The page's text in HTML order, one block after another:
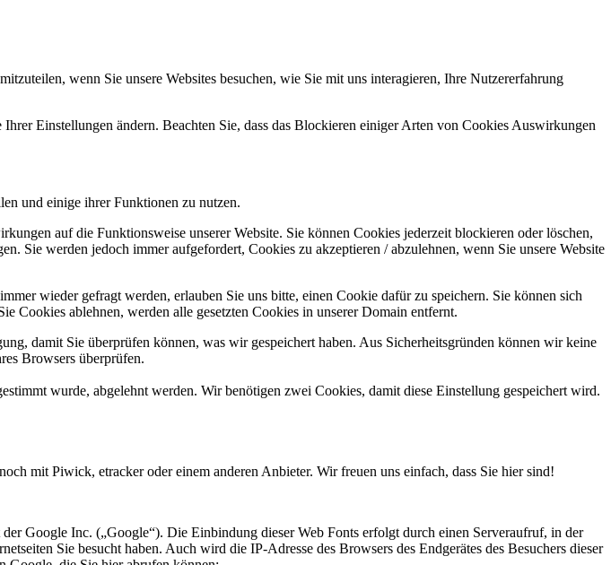
wenn Sie unsere Websites besuchen, wie Sie mit uns interagieren, Ihre Nutzererfahrung
Einstellungen ändern. Beachten Sie, dass das Blockieren einiger Arten von Cookies Auswirkungen
und einige ihrer Funktionen zu nutzen.
auf die Funktionsweise unserer Website. Sie können Cookies jederzeit blockieren oder löschen,
Sie werden jedoch immer aufgefordert, Cookies zu akzeptieren / abzulehnen, wenn Sie unsere Website
wieder gefragt werden, erlauben Sie uns bitte, einen Cookie dafür zu speichern. Sie können sich
Cookies ablehnen, werden alle gesetzten Cookies in unserer Domain entfernt.
damit Sie überprüfen können, was wir gespeichert haben. Aus Sicherheitsgründen können wir keine
Browsers überprüfen.
wurde, abgelehnt werden. Wir benötigen zwei Cookies, damit diese Einstellung gespeichert wird.
mit Piwick, etracker oder einem anderen Anbieter. Wir freuen uns einfach, dass Sie hier sind!
Google Inc. („Google“). Die Einbindung dieser Web Fonts erfolgt durch einen Serveraufruf, in der
Sie besucht haben. Auch wird die IP-Adresse des Browsers des Endgerätes des Besuchers dieser